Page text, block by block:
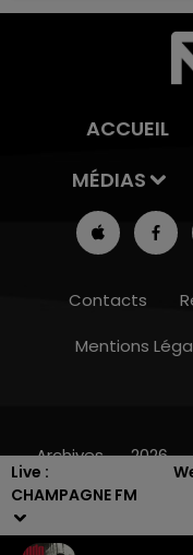
Live :
CHAMPAGNE FM
ACCUEIL
MÉDIAS
Contacts
Mentions
Archives 2026